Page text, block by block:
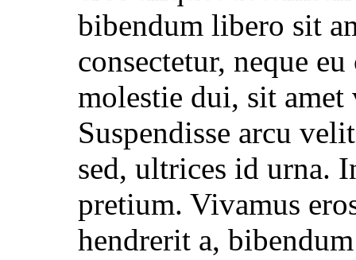
bibendum libero sit
consectetur, neque
molestie dui, sit
Suspendisse arcu
sed, ultrices id urna.
pretium. Vivamus
hendrerit a,